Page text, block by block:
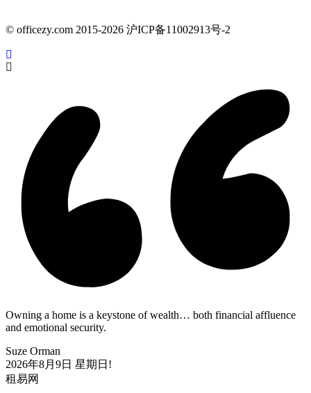
© officezy.com 2015-2026 沪ICP备11002913号-2
Owning a home is a keystone of wealth… both financial affluence
and emotional security.
Suze Orman
2026年8月9日 星期日!
租易网